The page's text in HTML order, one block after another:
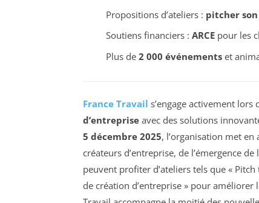
Propositions d’ateliers : pitcher
Soutiens financiers : ARCEpour les
Plus de 2 000 événementset
France Travail s’engage activement lors
d’entreprise avec des solutions
5 décembre 2025, l’organisation met en
créateurs d’entreprise, de l’émergence
peuvent profiter d’ateliers tels que «
de création d’entreprise » pour